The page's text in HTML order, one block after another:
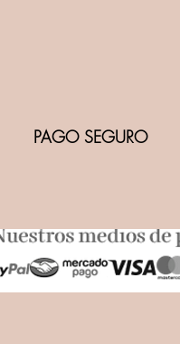
PAGO SEGURO